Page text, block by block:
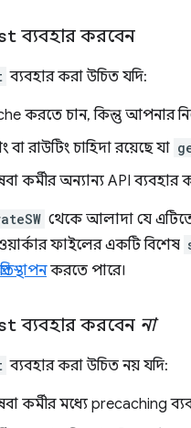
ব্যবহার করবেন
ব্যবহার করা উচিত যদি:
করতে চান, কিন্তু আপনার
রাউটিং চাহিদা রয়েছে যা
কর্মীর অন্যান্য API
থেকে আলাদা যে
ফাইলের একটি বিশেষ
করতে পারে।
ব্যবহার করবেন না
ব্যবহার করা উচিত নয় যদি:
কর্মীর মধ্যে precaching